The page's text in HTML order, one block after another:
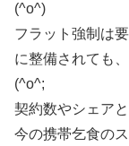
(^o^)
フラット強制は
に整備されても
(^o^;
契約数やシェア
今の携帯乞食の